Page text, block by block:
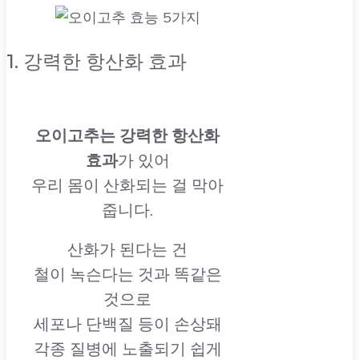
1. 강력한 항산화 효과
오이고추는 강력한 항산화
효과가 있어
우리 몸이 산화되는 걸 막아
줍니다.
산화가 된다는 건
철이 녹슨다는 것과 똑같은
것으로
세포나 단백질 등이 손상돼
각종 질병에 노출되기 쉽게